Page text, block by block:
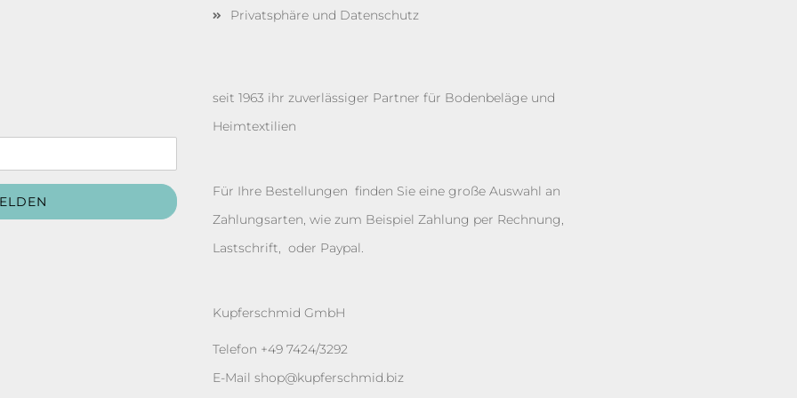
Privatsphäre und Datenschutz
seit 1963 ihr zuverlässiger Partner für Bodenbeläge und
Heimtextilien
Für Ihre Bestellungen finden Sie eine große Auswahl an
Zahlungsarten, wie zum Beispiel Zahlung per Rechnung,
Lastschrift, oder Paypal.
Kupferschmid GmbH
Telefon +49 7424/3292
E-Mail shop@kupferschmid.biz